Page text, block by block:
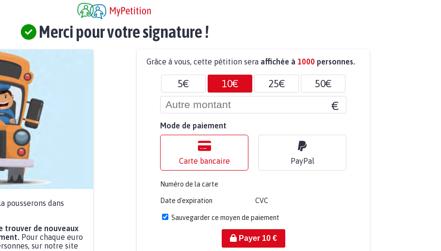
Merci pour votre signature !
pousserons dans
trouver de nouveaux
Pour chaque euro
sur notre site
Grâce à vous, cette pétition sera affichée à 1000 personnes.
5€ 10€ 25€ 50€
€
Mode de paiement
Carte bancaire PayPal
Numéro de la carte
Date d'expiration CVC
Sauvegarder ce moyen de paiement
Payer 10€